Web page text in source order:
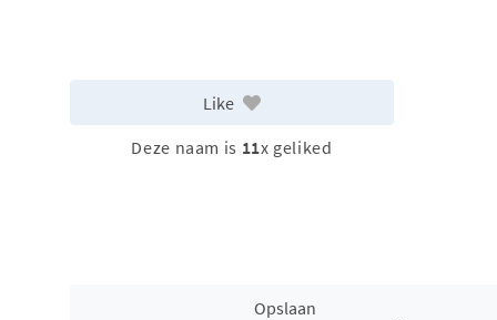
Like
Deze naam is 11x geliked
Opslaan